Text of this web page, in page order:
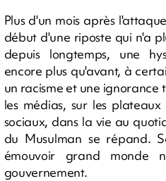
Plus d'un mois après
début d'une riposte qui n'a
depuis longtemps, une
encore plus qu'avant, à
un racisme et une ignorance
les médias, sur les
sociaux, dans la vie au
du Musulman se répand.
émouvoir grand monde
gouvernement.